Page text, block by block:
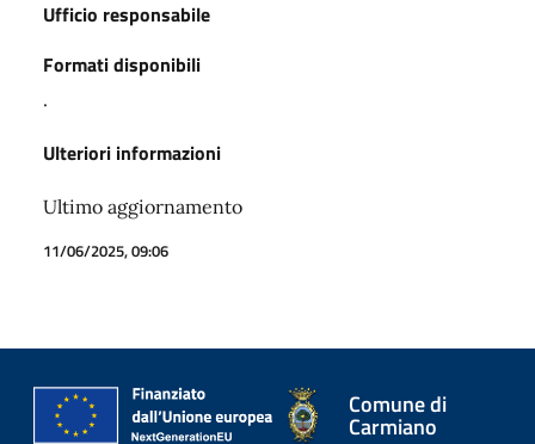
Ufficio responsabile
Formati disponibili
.
Ulteriori informazioni
Ultimo aggiornamento
11/06/2025, 09:06
Comune di
Carmiano